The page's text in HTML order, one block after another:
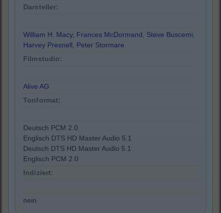
Darsteller:
William H. Macy, Frances McDormand, Steve Buscemi,
Harvey Presnell, Peter Stormare
Filmstudio:
Alive AG
Tonformat:
Deutsch PCM 2.0
Englisch DTS HD Master Audio 5.1
Deutsch DTS HD Master Audio 5.1
Englisch PCM 2.0
Indiziert:
nein